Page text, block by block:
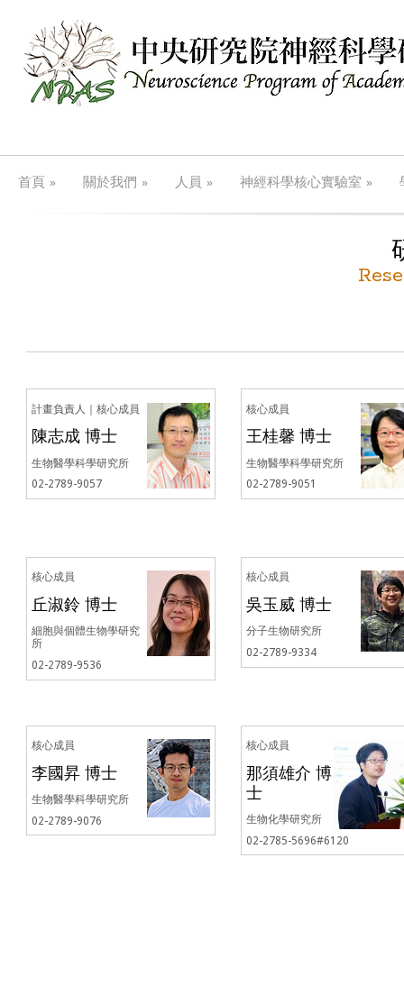
首頁 » 關於我們 » 人員 » 神經科學核心實驗室 »
計畫負責人｜核心成員
陳志成 博士
生物醫學科學研究所
02-2789-9057
核心成員
王桂馨 博士
生物醫學科學研究所
02-2789-9051
核心成員
丘淑鈴 博士
細胞與個體生物學研究
所
02-2789-9536
核心成員
吳玉威 博士
分子生物研究所
02-2789-9334
核心成員
李國昇 博士
生物醫學科學研究所
02-2789-9076
核心成員
那須雄介 博
士
生物化學研究所
02-2785-5696#6120